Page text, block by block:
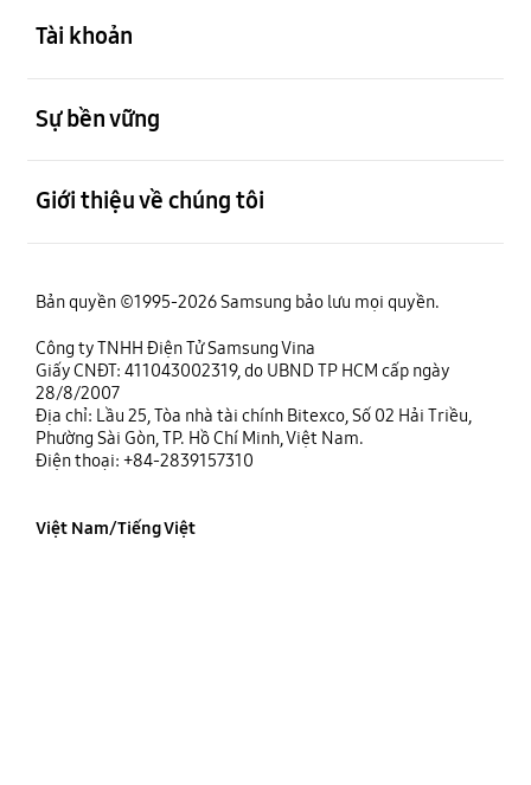
Tài khoản
Sự bền vững
Giới thiệu về chúng tôi
Bản quyền ©1995-2026 Samsung bảo lưu mọi quyền.
Công ty TNHH Điện Tử Samsung Vina
Giấy CNĐT: 411043002319, do UBND TP HCM cấp ngày
28/8/2007
Địa chỉ: Lầu 25, Tòa nhà tài chính Bitexco, Số 02 Hải Triều,
Phường Sài Gòn, TP. Hồ Chí Minh, Việt Nam.
Điện thoại: +84-2839157310
Việt Nam/Tiếng Việt